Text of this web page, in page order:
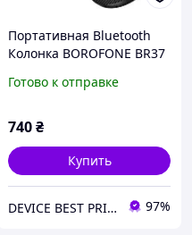
Портативная Bluetooth
Колонка BOROFONE BR37
подсветка (Черный)
Готово к отправке
740₴
Купить
DEVICE BEST PRICE 97%